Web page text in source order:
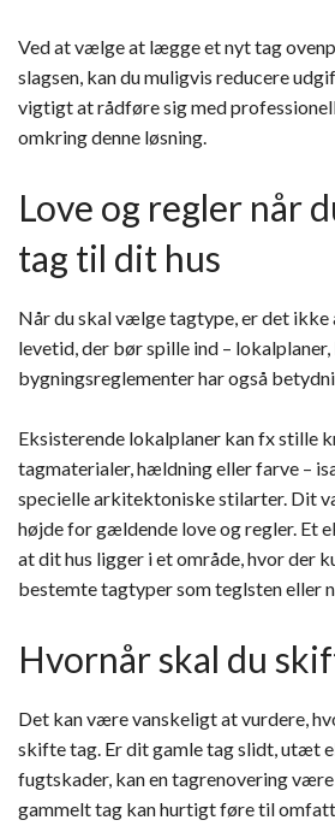
Ved at vælge at lægge et nyt tag
slagsen, kan du muligvis reducere
vigtigt at rådføre sig med
omkring denne løsning.
Love og regler når
tag til dit hus
Når du skal vælge tagtype, er det ikke
levetid, der bør spille ind –
bygningsreglementer har også
Eksisterende lokalplaner kan fx stille
tagmaterialer, hældning eller farve –
specielle arkitektoniske stilarter. Dit
højde for gældende love og regler. Et
at dit hus ligger i et område, hvor der
bestemte tagtyper som teglsten eller
Hvornår skal du
Det kan være vanskeligt at vurdere,
skifte tag. Er dit gamle tag slidt, utæt
fugtskader, kan en tagrenovering
gammelt tag kan hurtigt føre til